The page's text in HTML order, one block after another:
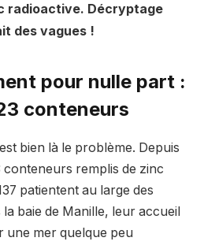
radioactive. Décryptage
des vagues !
pour nulle part :
conteneurs
bien là le problème. Depuis
conteneurs remplis de zinc
patientent au large des
baie de Manille, leur accueil
une mer quelque peu